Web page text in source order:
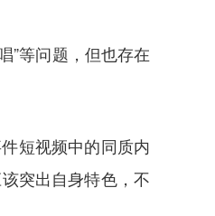
”等问题，但也存在
短视频中的同质内
突出自身特色，不